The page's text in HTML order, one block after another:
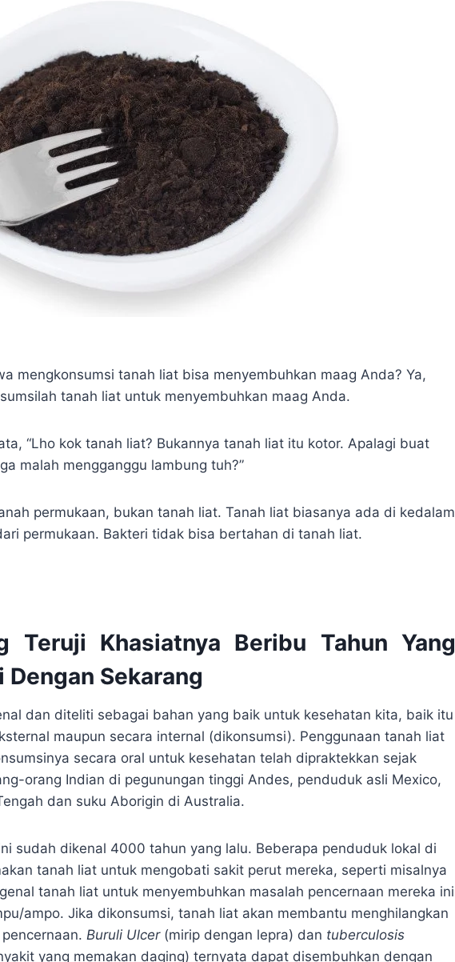
mengkonsumsi tanah liat bisa menyembuhkan maag Anda? Ya,
tanah liat untuk menyembuhkan maag Anda.
“Lho kok tanah liat? Bukannya tanah liat itu kotor. Apalagi buat
malah mengganggu lambung tuh?”
permukaan, bukan tanah liat. Tanah liat biasanya ada di kedalam
permukaan. Bakteri tidak bisa bertahan di tanah liat.
Teruji Khasiatnya Beribu Tahun Yang
Dengan Sekarang
dan diteliti sebagai bahan yang baik untuk kesehatan kita, baik itu
maupun secara internal (dikonsumsi). Penggunaan tanah liat
secara oral untuk kesehatan telah dipraktekkan sejak
orang Indian di pegunungan tinggi Andes, penduduk asli Mexico,
dan suku Aborigin di Australia.
sudah dikenal 4000 tahun yang lalu. Beberapa penduduk lokal di
tanah liat untuk mengobati sakit perut mereka, seperti misalnya
tanah liat untuk menyembuhkan masalah pencernaan mereka ini
ampo. Jika dikonsumsi, tanah liat akan membantu menghilangkan
Buruli Ulcer(mirip dengan lepra) dan tuberculosis
yang memakan daging) ternyata dapat disembuhkan dengan